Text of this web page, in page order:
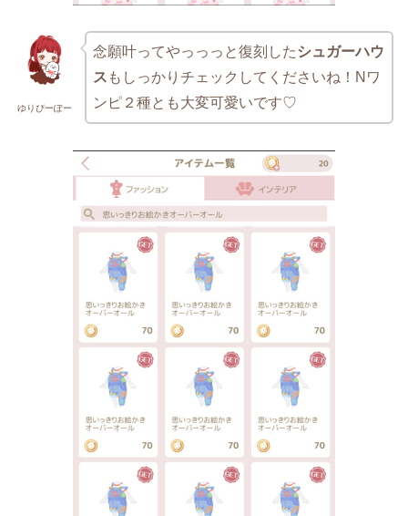
ゆりぴーぽー
念願叶ってやっっっと復刻した シュガーハウ
ス もしっかりチェックしてくださいね！Nワ
ンピ２種とも大変可愛いです♡